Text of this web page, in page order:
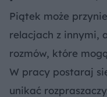
Piątek może
relacjach z innymi,
rozmów, które
W pracy postaraj
unikać